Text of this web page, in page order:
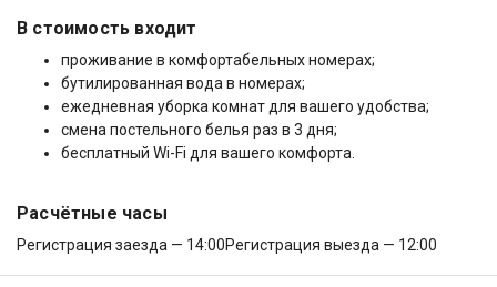
В стоимость входит
проживание в комфортабельных номерах;
бутилированная вода в номерах;
ежедневная уборка комнат для вашего удобства;
смена постельного белья раз в 3 дня;
бесплатный Wi-Fi для вашего комфорта.
Расчётные часы
Регистрация заезда — 14:00Регистрация выезда — 12:00